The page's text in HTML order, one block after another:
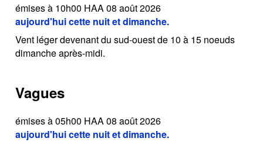
émises à 10h00 HAA 08 août 2026
aujourd'hui cette nuit et dimanche.
Vent léger devenant du sud-ouest de 10 à 15 noeuds
dimanche après-midi.
Vagues
émises à 05h00 HAA 08 août 2026
aujourd'hui cette nuit et dimanche.